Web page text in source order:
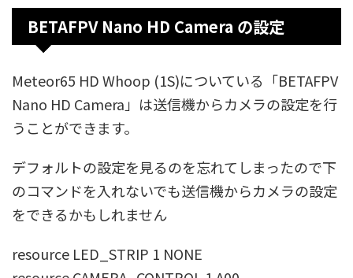
BETAFPV Nano HD Camera の設定
Meteor65 HD Whoop (1S)についている「BETAFPV
Nano HD Camera」は送信機からカメラの設定を行
うことができます。
デフォルトの設定を見るのを忘れてしまったので下
のコマンドを入れないでも送信機からカメラの設定
をできるかもしれません
resource LED_STRIP 1 NONE